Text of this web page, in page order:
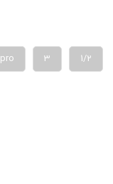
1/2
3
pro